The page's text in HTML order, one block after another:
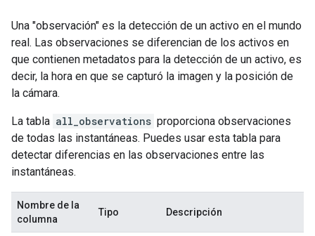
Una "observación" es la detección de un activo en el mundo
real. Las observaciones se diferencian de los activos en
que contienen metadatos para la detección de un activo, es
decir, la hora en que se capturó la imagen y la posición de
la cámara.
La tabla all_observations proporciona observaciones
de todas las instantáneas. Puedes usar esta tabla para
detectar diferencias en las observaciones entre las
instantáneas.
Nombre de la
columna
Tipo Descripción